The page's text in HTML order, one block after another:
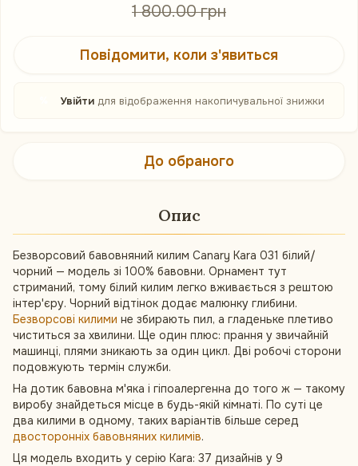
1 800.00 грн
Повідомити, коли з'явиться
Увійтидля відображення накопичувальної знижки
До обраного
Опис
Безворсовий бавовняний килим Canary Kara 031 білий/
чорний — модель зі 100% бавовни. Орнамент тут
стриманий, тому білий килим легко вживається з рештою
інтер'єру. Чорний відтінок додає малюнку глибини.
Безворсові килими не збирають пил, а гладеньке плетиво
чиститься за хвилини. Ще один плюс: прання у звичайній
машинці, плями зникають за один цикл. Дві робочі сторони
подовжують термін служби.
На дотик бавовна м'яка і гіпоалергенна до того ж — такому
виробу знайдеться місце в будь-якій кімнаті. По суті це
два килими в одному, таких варіантів більше серед
двосторонніх бавовняних килимів.
Ця модель входить у серію Kara: 37 дизайнів у 9